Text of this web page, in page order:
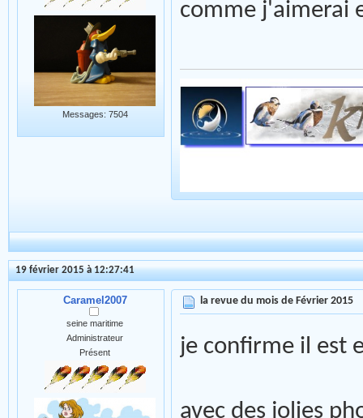
Messages: 7504
comme j'aimerai
19 février 2015 à 12:27:41
Caramel2007
seine maritime
Administrateur
Présent
la revue du mois de Février 2015
je confirme il est
avec des jolies